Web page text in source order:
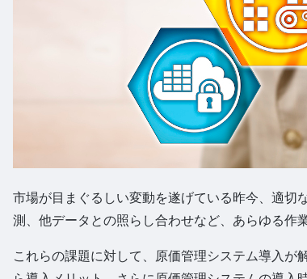
市場が目まぐるしい変動を遂げている昨今、適切
測、他データとの照らし合わせなど、あらゆる作
これらの課題に対して、原価管理システム導入